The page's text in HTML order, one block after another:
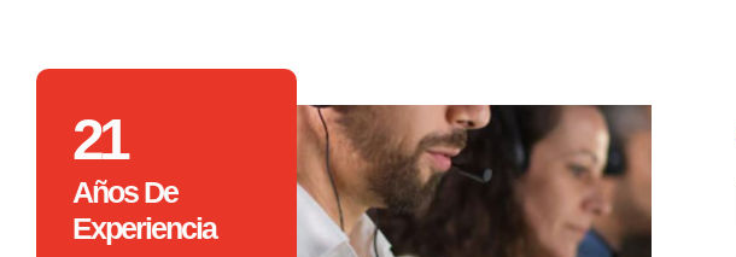
21
Años De
Experiencia